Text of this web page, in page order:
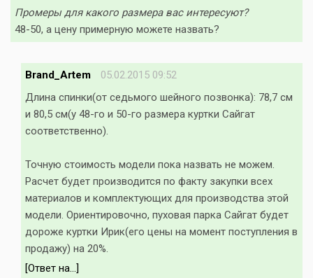
Промеры для какого размера вас интересуют?
48-50, а цену примерную можете назвать?
Brand_Artem
05.02.2015 09:52
Длина спинки(от седьмого шейного позвонка): 78,7 см
и 80,5 см(у 48-го и 50-го размера куртки Сайгат
соответственно).
Точную стоимость модели пока назвать не можем.
Расчет будет производится по факту закупки всех
материалов и комплектующих для производства этой
модели. Ориентировочно, пуховая парка Сайгат будет
дороже куртки Ирик(его цены на момент поступления в
продажу) на 20%.
[Ответ на...]